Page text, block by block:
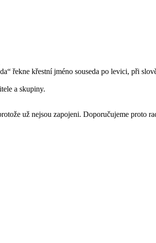
řekne křestní jméno souseda po levici, při
a skupiny.
už nejsou zapojeni. Doporučujeme